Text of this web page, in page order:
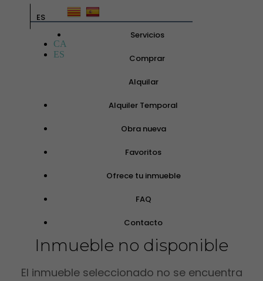
ES
CA
ES
Servicios
Comprar
Alquilar
Alquiler Temporal
Obra nueva
Favoritos
Ofrece tu inmueble
FAQ
Contacto
Inmueble no disponible
El inmueble seleccionado no se encuentra